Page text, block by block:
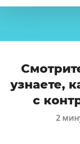
узнаете,
с
2